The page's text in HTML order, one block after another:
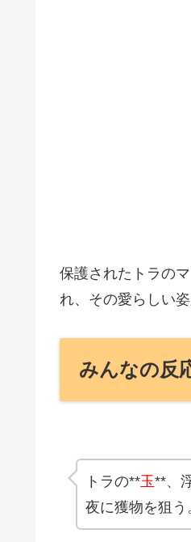
保護されたトラの
れ、その愛らしい
みんなの反
トラの**玉**、
夜に獲物を狙